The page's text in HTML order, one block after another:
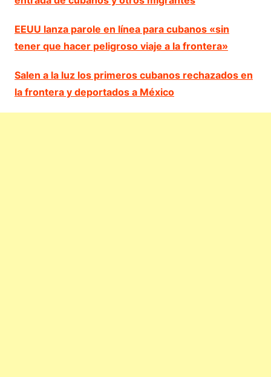
EEUU lanza parole en línea para cubanos «sin
tener que hacer peligroso viaje a la frontera»
Salen a la luz los primeros cubanos rechazados en
la frontera y deportados a México